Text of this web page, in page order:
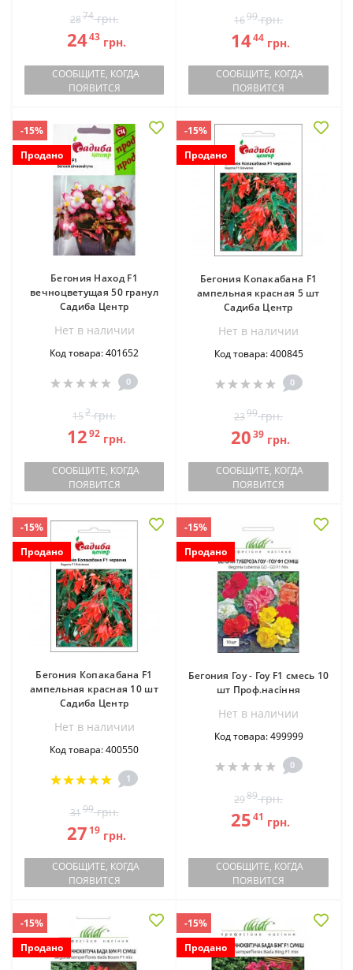
2874грн.
2443грн.
СООБЩИТЕ, КОГДА
ПОЯВИТСЯ
1699грн.
1444 грн.
СООБЩИТЕ, КОГДА
ПОЯВИТСЯ
-15%
Продано
Бегония Наход F1
вечноцветущая 50 гранул
Садиба Центр
Нет в наличии
Код товара: 401652
0
152грн.
1292грн.
СООБЩИТЕ, КОГДА
ПОЯВИТСЯ
-15%
Продано
Бегония Копакабана F1
ампельная красная 5 шт
Садиба Центр
Нет в наличии
Код товара: 400845
0
2399грн.
2039 грн.
СООБЩИТЕ, КОГДА
ПОЯВИТСЯ
-15%
Продано
Бегония Копакабана F1
ампельная красная 10 шт
Садиба Центр
Нет в наличии
Код товара: 400550
1
3199грн.
27 19грн.
СООБЩИТЕ, КОГДА
ПОЯВИТСЯ
-15%
Продано
Бегония Гоу - Гоу F1 смесь 10
шт Проф.насіння
Нет в наличии
Код товара: 499999
0
2989грн.
2541 грн.
СООБЩИТЕ, КОГДА
ПОЯВИТСЯ
-15%
Продано
-15%
Продано